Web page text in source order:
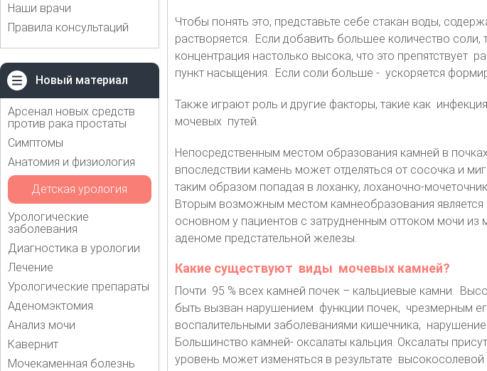
Наши врачи
Правила консультаций
Новый материал
Арсенал новых средств
против рака простаты
Симптомы
Анатомия и физиология
Детская урология
Урологические
заболевания
Диагностика в урологии
Лечение
Урологические препараты
Аденомэктомия
Анализ мочи
Кавернит
Мочекаменная болезнь
Чтобы понять это, представьте себе стакан воды,
растворяется. Если добавить большее количество
концентрация настолько высока, что это препятствует
пункт насыщения. Если соли больше - ускоряется
Также играют роль и другие факторы, такие как
мочевых путей.
Непосредственным местом образования камней в
впоследствии камень может отделяться от сосочка и
таким образом попадая в лоханку, лоханочно-
Вторым возможным местом камнеобразования является
основном у пациентов с затрудненным оттоком мочи из
аденоме предстательной железы.
Какие существуют виды мочевых камней?
Почти 95 % всех камней почек – кальциевые камни.
быть вызван нарушением функции почек, чрезмерным
воспалительными заболеваниями кишечника,
Большинство камней- оксалаты кальция. Оксалаты
уровень может изменяться в результате высокосолевой